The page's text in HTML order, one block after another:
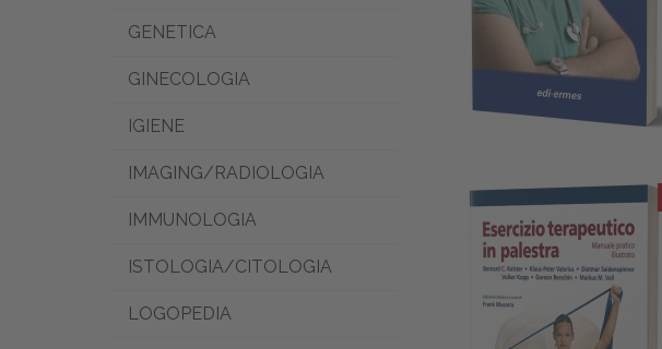
GENETICA
GINECOLOGIA
IGIENE
IMAGING/RADIOLOGIA
IMMUNOLOGIA
ISTOLOGIA/CITOLOGIA
LOGOPEDIA